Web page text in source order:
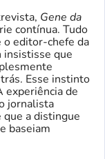
Gene da
contínua. Tudo
o editor-chefe da
insistisse que
Esse instinto
experiência de
jornalista
a distingue
baseiam